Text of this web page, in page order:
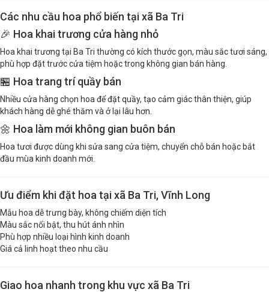
Các nhu cầu hoa phổ biến tại xã Ba Tri
🎉 Hoa khai trương cửa hàng nhỏ
Hoa khai trương tại Ba Tri thường có kích thước gọn, màu sắc tươi sáng,
phù hợp đặt trước cửa tiệm hoặc trong không gian bán hàng.
🏪 Hoa trang trí quầy bán
Nhiều cửa hàng chọn hoa để đặt quầy, tạo cảm giác thân thiện, giúp
khách hàng dễ ghé thăm và ở lại lâu hơn.
🌼 Hoa làm mới không gian buôn bán
Hoa tươi được dùng khi sửa sang cửa tiệm, chuyển chỗ bán hoặc bắt
đầu mùa kinh doanh mới.
Ưu điểm khi đặt hoa tại xã Ba Tri, Vĩnh Long
Mẫu hoa dễ trưng bày, không chiếm diện tích
Màu sắc nổi bật, thu hút ánh nhìn
Phù hợp nhiều loại hình kinh doanh
Giá cả linh hoạt theo nhu cầu
Giao hoa nhanh trong khu vực xã Ba Tri